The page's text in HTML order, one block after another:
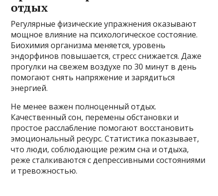
отдых
Регулярные физические упражнения оказывают
мощное влияние на психологическое состояние.
Биохимия организма меняется, уровень
эндорфинов повышается, стресс снижается. Даже
прогулки на свежем воздухе по 30 минут в день
помогают снять напряжение и зарядиться
энергией.
Не менее важен полноценный отдых.
Качественный сон, перемены обстановки и
простое расслабление помогают восстановить
эмоциональный ресурс. Статистика показывает,
что люди, соблюдающие режим сна и отдыха,
реже сталкиваются с депрессивными состояниями
и тревожностью.